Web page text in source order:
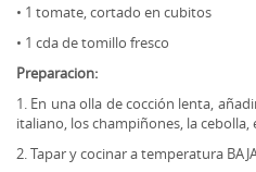
• 1 tomate, cortado en cubitos
• 1 cda de tomillo fresco
Preparacion:
1. En una olla de cocción lenta,
italiano, los champiñones, la cebolla,
2. Tapar y cocinar a temperatura